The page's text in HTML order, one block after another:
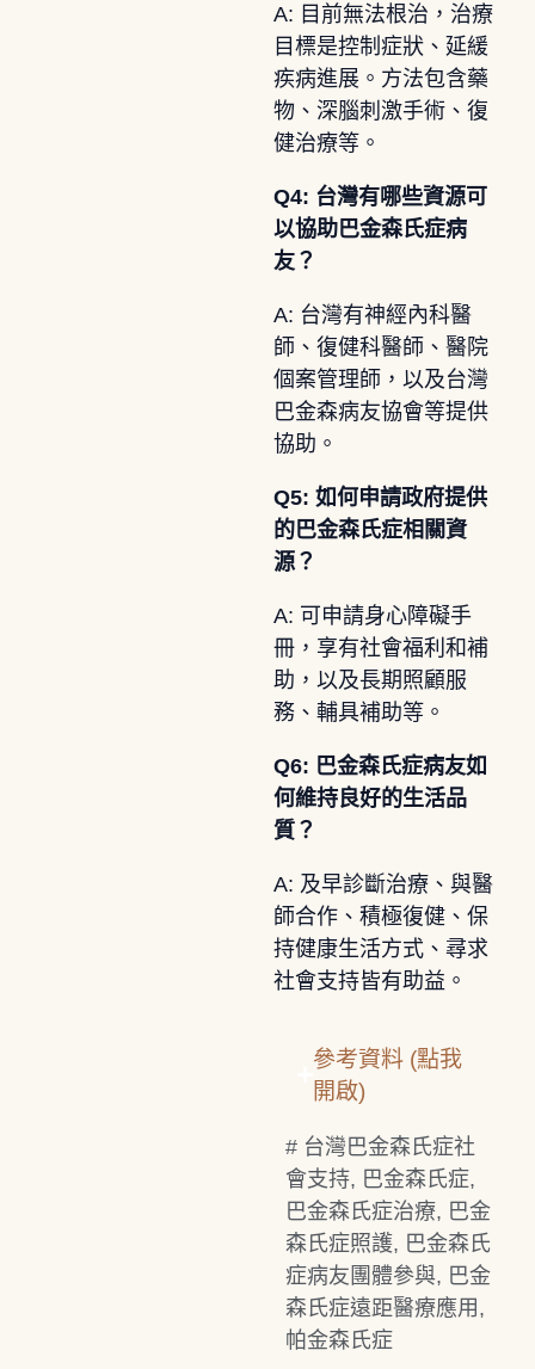
A: 目前無法根治，治療
目標是控制症狀、延緩
疾病進展。方法包含藥
物、深腦刺激手術、復
健治療等。
Q4: 台灣有哪些資源可
以協助巴金森氏症病
友？
A: 台灣有神經內科醫
師、復健科醫師、醫院
個案管理師，以及台灣
巴金森病友協會等提供
協助。
Q5: 如何申請政府提供
的巴金森氏症相關資
源？
A: 可申請身心障礙手
冊，享有社會福利和補
助，以及長期照顧服
務、輔具補助等。
Q6: 巴金森氏症病友如
何維持良好的生活品
質？
A: 及早診斷治療、與醫
師合作、積極復健、保
持健康生活方式、尋求
社會支持皆有助益。
參考資料 (點我
開啟)
# 台灣巴金森氏症社
會支持, 巴金森氏症,
巴金森氏症治療, 巴金
森氏症照護, 巴金森氏
症病友團體參與, 巴金
森氏症遠距醫療應用 ,
帕金森氏症